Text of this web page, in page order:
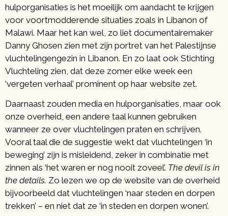
hulporganisaties is het moeilijk om aandacht te krijgen
voor voortmodderende situaties zoals in Libanon of
Malawi. Maar het kan wel, zo liet documentairemaker
Danny Ghosen zien met zijn portret van het Palestijnse
vluchtelingengezin in Libanon. En zo laat ook Stichting
Vluchteling zien, dat deze zomer elke week een
‘vergeten verhaal’ prominent op haar website zet.
Daarnaast zouden media en hulporganisaties, maar ook
onze overheid, een andere taal kunnen gebruiken
wanneer ze over vluchtelingen praten en schrijven.
Vooral taal die de suggestie wekt dat vluchtelingen ‘in
beweging’ zijn is misleidend, zeker in combinatie met
zinnen als ‘het waren er nog nooit zoveel’. The devil is in
the details. Zo lezen we op de website van de overheid
bijvoorbeeld dat vluchtelingen ‘naar steden en dorpen
trekken’ – en niet dat ze ‘in steden en dorpen wonen’.